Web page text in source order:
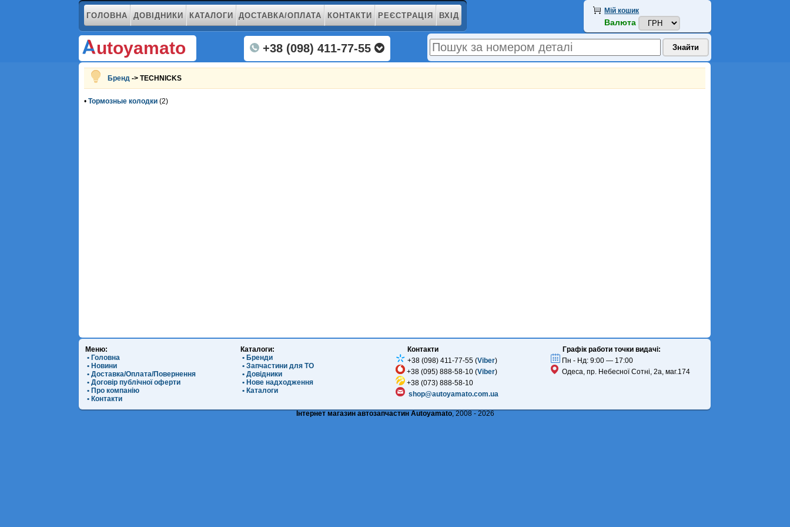
ГОЛОВНА ДОВІДНИКИ КАТАЛОГИ ДОСТАВКА/ОПЛАТА КОНТАКТИ РЕЄСТРАЦІЯ ВХІД
utoyamato +38 (098) 411-77-55
Мій кошик
Валюта
Бренд -> TECHNICKS
•Тормозные колодки (2)
Меню:
• Головна
• Новини
• Доставка/Оплата/Повернення
• Договір публічної оферти
• Про компанію
• Контакти
Каталоги:
• Бренди
• Запчастини для ТО
• Довідники
• Нове надходження
• Каталоги
Контакти
+38 (098) 411-77-55 (Viber)
+38 (095) 888-58-10 (Viber)
+38 (073) 888-58-10
shop@autoyamato.com.ua
Графік работи точки видачі:
Пн - Нд: 9:00 — 17:00
Одеса, пр. Небесної Сотні, 2а, маг.174
Інтернет магазин автозапчастин Autoyamato, 2008 - 2026